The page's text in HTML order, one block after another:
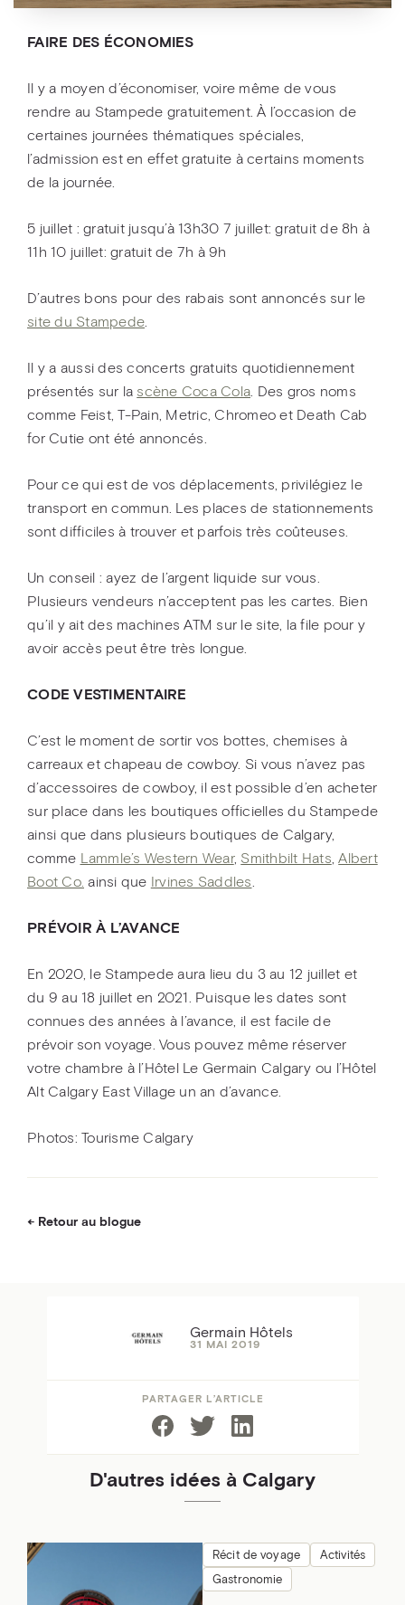
FAIRE DES ÉCONOMIES
Il y a moyen d’économiser, voire même de vous
rendre au Stampede gratuitement. À l’occasion de
certaines journées thématiques spéciales,
l’admission est en effet gratuite à certains moments
de la journée.
5 juillet : gratuit jusqu’à 13h30 7 juillet: gratuit de 8h à
11h 10 juillet: gratuit de 7h à 9h
D’autres bons pour des rabais sont annoncés sur le
site du Stampede
Il y a aussi des concerts gratuits quotidiennement
présentés sur la scène Coca Cola . Des gros noms
comme Feist, T-Pain, Metric, Chromeo et Death Cab
for Cutie ont été annoncés.
Pour ce qui est de vos déplacements, privilégiez le
transport en commun. Les places de stationnements
sont difficiles à trouver et parfois très coûteuses.
Un conseil : ayez de l’argent liquide sur vous.
Plusieurs vendeurs n’acceptent pas les cartes. Bien
qu’il y ait des machines ATM sur le site, la file pour y
avoir accès peut être très longue.
CODE VESTIMENTAIRE
C’est le moment de sortir vos bottes, chemises à
carreaux et chapeau de cowboy. Si vous n’avez pas
d’accessoires de cowboy, il est possible d’en acheter
sur place dans les boutiques officielles du Stampede
ainsi que dans plusieurs boutiques de Calgary,
comme
Lammle’s Western Wear, Smithbilt Hats ,Albert
Boot Co. ainsi que Irvines Saddles
PRÉVOIR À L’AVANCE
En 2020, le Stampede aura lieu du 3 au 12 juillet et
du 9 au 18 juillet en 2021. Puisque les dates sont
connues des années à l’avance, il est facile de
prévoir son voyage. Vous pouvez même réserver
votre chambre à l’Hôtel Le Germain Calgary ou l’Hôtel
Alt Calgary East Village un an d’avance.
Photos: Tourisme Calgary
Retour au blogue
Germain Hôtels
31 MAI 2019
PARTAGER L’ARTICLE
D'autres idées à Calgary
Récit de voyage Activités
Gastronomie